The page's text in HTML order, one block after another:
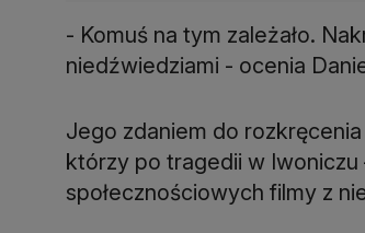
- Komuś na tym zależało.
niedźwiedziami - ocenia
Jego zdaniem do
którzy po tragedii w
społecznościowych filmy z